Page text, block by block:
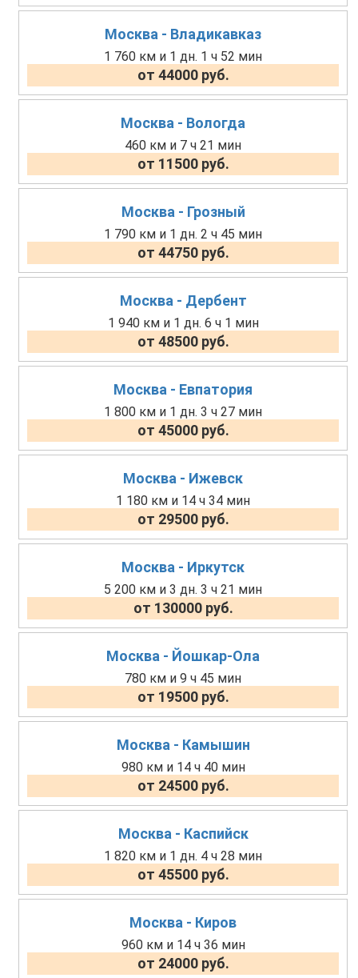
Москва - Владикавказ
1 760 км и 1 дн. 1 ч 52 мин
от 44000 руб.
Москва - Вологда
460 км и 7 ч 21 мин
от 11500 руб.
Москва - Грозный
1 790 км и 1 дн. 2 ч 45 мин
от 44750 руб.
Москва - Дербент
1 940 км и 1 дн. 6 ч 1 мин
от 48500 руб.
Москва - Евпатория
1 800 км и 1 дн. 3 ч 27 мин
от 45000 руб.
Москва - Ижевск
1 180 км и 14 ч 34 мин
от 29500 руб.
Москва - Иркутск
5 200 км и 3 дн. 3 ч 21 мин
от 130000 руб.
Москва - Йошкар-Ола
780 км и 9 ч 45 мин
от 19500 руб.
Москва - Камышин
980 км и 14 ч 40 мин
от 24500 руб.
Москва - Каспийск
1 820 км и 1 дн. 4 ч 28 мин
от 45500 руб.
Москва - Киров
960 км и 14 ч 36 мин
от 24000 руб.